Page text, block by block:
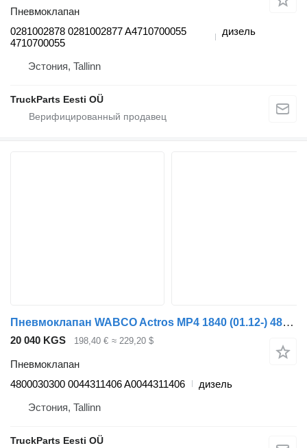
Пневмоклапан
0281002878 0281002877 A4710700055
4710700055
дизель
Эстония, Tallinn
TruckParts Eesti OÜ
Пневмоклапан WABCO Actros MP4 1840 (01.12-) 4800030300 для тягача Mercedes-Benz Actros MP4 Antos Arocs (2012-)
20 040 KGS 198,40 € ≈ 229,20 $
Пневмоклапан
4800030300 0044311406 A0044311406
дизель
Эстония, Tallinn
TruckParts Eesti OÜ